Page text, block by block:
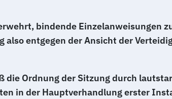
bindende Einzelanweisungen
also entgegen der Ansicht der
Ordnung der Sitzung durch
in der Hauptverhandlung erster